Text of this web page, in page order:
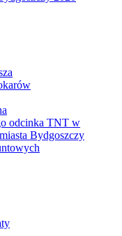
odcinka TNT w
Bydgoszczy